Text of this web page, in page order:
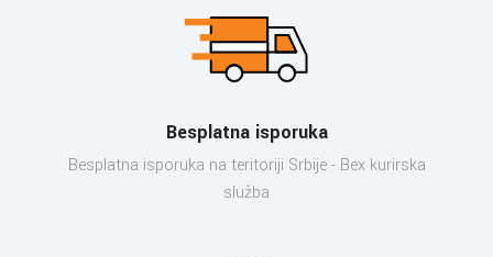
Besplatna isporuka
Besplatna isporuka na teritoriji Srbije - Bex kurirska
služba